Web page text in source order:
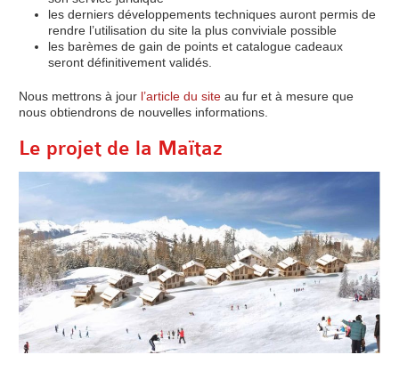
les derniers développements techniques auront permis de
rendre l’utilisation du site la plus conviviale possible
les barèmes de gain de points et catalogue cadeaux
seront définitivement validés.
Nous mettrons à jour l’article du site au fur et à mesure que
nous obtiendrons de nouvelles informations.
Le projet de la Maïtaz